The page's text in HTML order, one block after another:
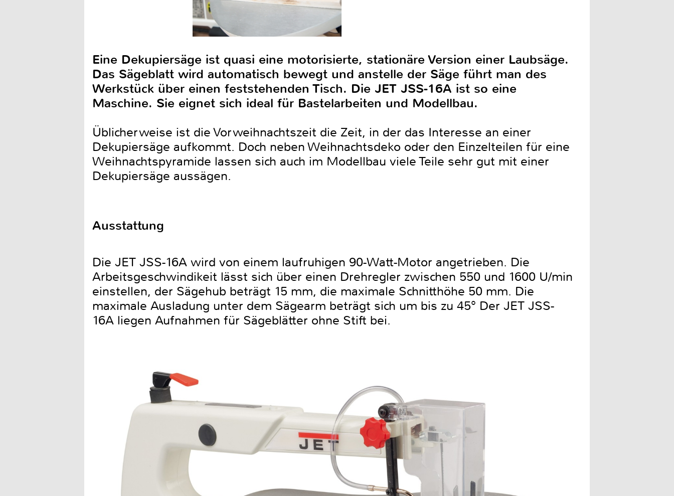
Eine Dekupiersäge ist quasi eine motorisierte, stationäre Version einer Laubsäge.
Das Sägeblatt wird automatisch bewegt und anstelle der Säge führt man des
Werkstück über einen feststehenden Tisch. Die JET JSS-16A ist so eine
Maschine. Sie eignet sich ideal für Bastelarbeiten und Modellbau.
Üblicherweise ist die Vorweihnachtszeit die Zeit, in der das Interesse an einer
Dekupiersäge aufkommt. Doch neben Weihnachtsdeko oder den Einzelteilen für eine
Weihnachtspyramide lassen sich auch im Modellbau viele Teile sehr gut mit einer
Dekupiersäge aussägen.
Ausstattung
Die JET JSS-16A wird von einem laufruhigen 90-Watt-Motor angetrieben. Die
Arbeitsgeschwindikeit lässt sich über einen Drehregler zwischen 550 und 1600 U/min
einstellen, der Sägehub beträgt 15 mm, die maximale Schnitthöhe 50 mm. Die
maximale Ausladung unter dem Sägearm beträgt sich um bis zu 45° Der JET JSS-
16A liegen Aufnahmen für Sägeblätter ohne Stift bei.